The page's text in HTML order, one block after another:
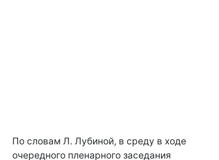
По словам Л. Лубиной, в среду в ходе
очередного пленарного заседания